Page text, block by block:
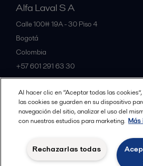
Alfa Laval S A
Calle 100# 19A - 30 Piso 4
Bogotá
Colombia
+57 601 291 63 30
All offices and partners
Política de Privacidad Alfa Laval
Condiciones y terminos
Al hacer clic en “Aceptar todas las
las cookies se guarden en su dispositivo
navegación del sitio, analizar el uso del
con nuestros estudios para marketing. Más
Rechazarlas todas